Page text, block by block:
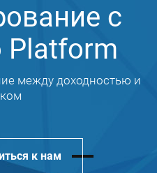
с
Platform
между доходностью и
к нам